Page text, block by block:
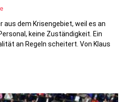
aus dem Krisengebiet, weil es an
keine Zuständigkeit. Ein
an Regeln scheitert. Von Klaus